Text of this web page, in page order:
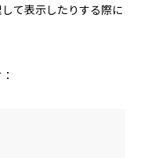
て表示したりする際に